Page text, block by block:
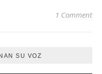
1 Comment
SU VOZ